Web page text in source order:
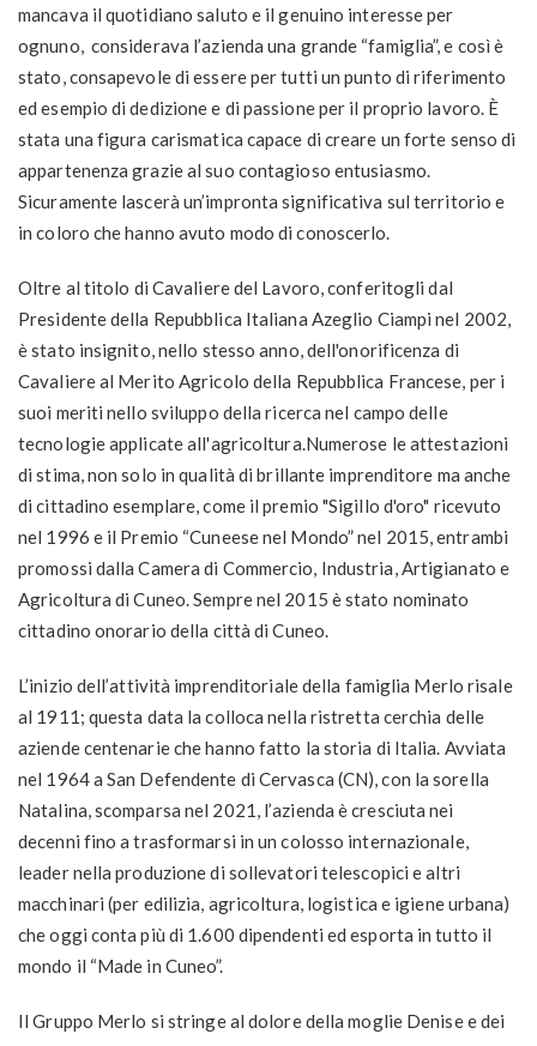
mancava il quotidiano saluto e il genuino interesse per
ognuno, considerava l’azienda una grande “famiglia”, e così è
stato, consapevole di essere per tutti un punto di riferimento
ed esempio di dedizione e di passione per il proprio lavoro. È
stata una figura carismatica capace di creare un forte senso di
appartenenza grazie al suo contagioso entusiasmo.
Sicuramente lascerà un’impronta significativa sul territorio e
in coloro che hanno avuto modo di conoscerlo.
Oltre al titolo di Cavaliere del Lavoro, conferitogli dal
Presidente della Repubblica Italiana Azeglio Ciampi nel 2002,
è stato insignito, nello stesso anno, dell'onorificenza di
Cavaliere al Merito Agricolo della Repubblica Francese, per i
suoi meriti nello sviluppo della ricerca nel campo delle
tecnologie applicate all'agricoltura.Numerose le attestazioni
di stima, non solo in qualità di brillante imprenditore ma anche
di cittadino esemplare, come il premio "Sigillo d'oro" ricevuto
nel 1996 e il Premio “Cuneese nel Mondo” nel 2015, entrambi
promossi dalla Camera di Commercio, Industria, Artigianato e
Agricoltura di Cuneo. Sempre nel 2015 è stato nominato
cittadino onorario della città di Cuneo.
L’inizio dell’attività imprenditoriale della famiglia Merlo risale
al 1911; questa data la colloca nella ristretta cerchia delle
aziende centenarie che hanno fatto la storia di Italia. Avviata
nel 1964 a San Defendente di Cervasca (CN), con la sorella
Natalina, scomparsa nel 2021, l’azienda è cresciuta nei
decenni fino a trasformarsi in un colosso internazionale,
leader nella produzione di sollevatori telescopici e altri
macchinari (per edilizia, agricoltura, logistica e igiene urbana)
che oggi conta più di 1.600 dipendenti ed esporta in tutto il
mondo il “Made in Cuneo”.
Il Gruppo Merlo si stringe al dolore della moglie Denise e dei